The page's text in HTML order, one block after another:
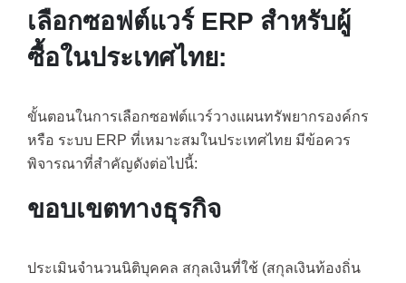
เลือกซอฟต์แวร์ ERP สำหรับผู้
ซื้อในประเทศไทย:
ขั้นตอนในการเลือกซอฟต์แวร์วางแผนทรัพยากรองค์กร
หรือ ระบบ ERP ที่เหมาะสมในประเทศไทย มีข้อควร
พิจารณาที่สำคัญดังต่อไปนี้:
ขอบเขตทางธุรกิจ
ประเมินจำนวนนิติบุคคล สกุลเงินที่ใช้ (สกุลเงินท้องถิ่น